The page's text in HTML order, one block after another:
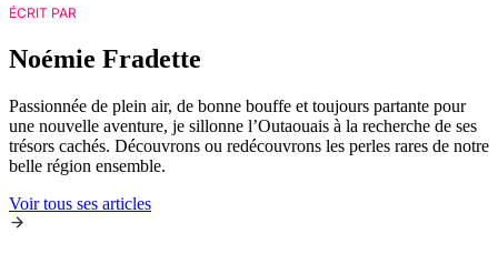
ÉCRIT PAR
Noémie Fradette
Passionnée de plein air, de bonne bouffe et toujours partante pour
une nouvelle aventure, je sillonne l’Outaouais à la recherche de ses
trésors cachés. Découvrons ou redécouvrons les perles rares de notre
belle région ensemble.
Voir tous ses articles